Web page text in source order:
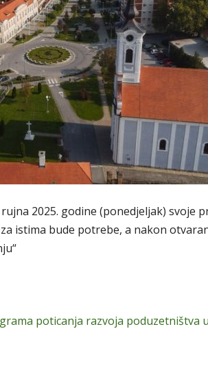
2025. godine (ponedjeljak) svoje
istima bude potrebe, a nakon
poticanja razvoja poduzetništva